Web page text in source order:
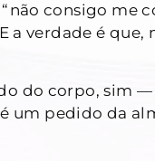
consigo me
a verdade é que,
do corpo, sim
é um pedido da